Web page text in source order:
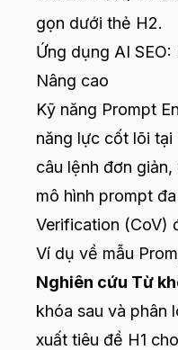
gọn dưới thẻ H2.
Ứng dụng AI
Nâng cao
Kỹ năng Prompt
năng lực cốt lõi tại
câu lệnh đơn
mô hình prompt
Verification (CoV)
Ví dụ về mẫu
Nghiên cứu Từ
khóa sau và phân
xuất tiêu đề H1